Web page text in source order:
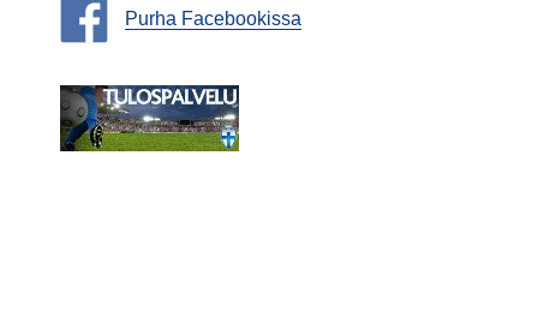
Purha Facebookissa